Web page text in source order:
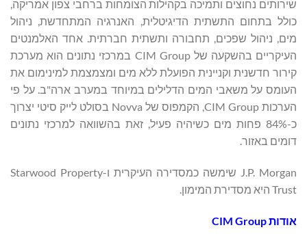
שירותים נחוצים ותמיכה בקהילות הצומחות ברחבי צפון אמריקה,
כולל בתחום התשתית הדיגיטלית, האנרגיה המתחדשת, ניהול
מים, ניהול שפכים, תחבורה ותשתית חברתית. אחד האלמנטים
העיקריים בהשקעה של CIM Group במרכזי נתונים הוא מערכת
קירור חדשנית וקניינית הפועלת ללא מים ומצמצמת למינימום את
העומס על משאבי המים הדלילים במיוחד במערב ארה"ב. על פי
הערכות CIM Group, הקמפוס של Novva בסולט לייק סיטי יצרוך
כ-84% פחות מים כשיהיה פעיל, זאת בהשוואה למרכזי נתונים
דומים באזור.
J.P. Morgan שימשה כמסדירה העיקרית ו-Starwood Property
Trust היא מסדירת המימון.
אודותCIM Group